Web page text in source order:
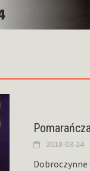
2018-03-24
Dobroczynne